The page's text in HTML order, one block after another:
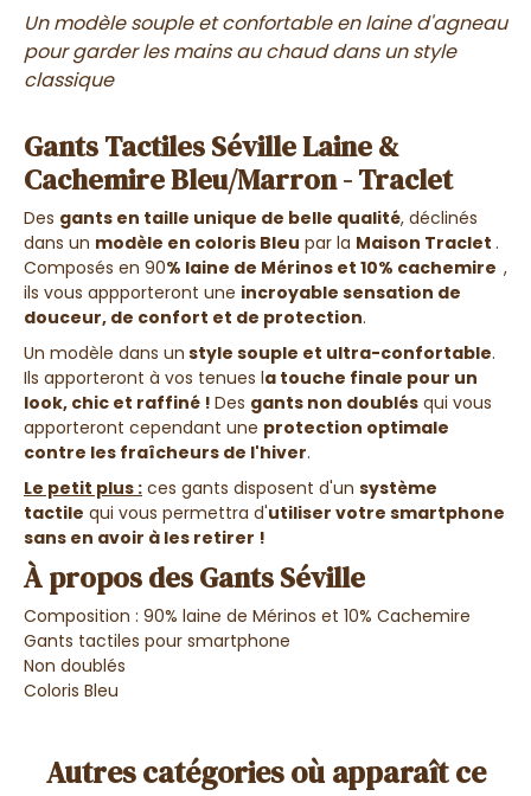
Un modèle souple et confortable en laine d'agneau
pour garder les mains au chaud dans un style
classique
Gants Tactiles Séville Laine &
Cachemire Bleu/Marron - Traclet
Des gants en taille unique de belle qualité, déclinés
dans un modèle en coloris Bleu par la Maison Traclet .
Composés en 90% laine de Mérinos et 10% cachemire ,
ils vous appporteront une incroyable sensation de
douceur, de confort et de protection.
Un modèle dans un style souple et ultra-confortable.
Ils apporteront à vos tenues la touche finale pour un
look, chic et raffiné ! Des gants non doublés qui vous
apporteront cependant une protection optimale
contre les fraîcheurs de l'hiver.
Le petit plus : ces gants disposent d'un système
tactile qui vous permettra d'utiliser votre smartphone
sans en avoir à les retirer !
À propos des Gants Séville
Composition : 90% laine de Mérinos et 10% Cachemire
Gants tactiles pour smartphone
Non doublés
Coloris Bleu
Autres catégories où apparaît ce